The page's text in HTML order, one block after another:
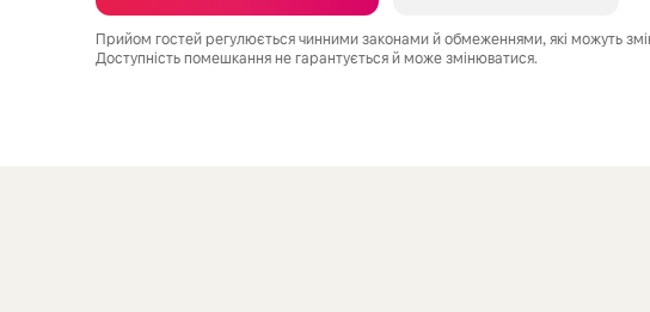
Прийом гостей регулюється чинними законами й обмеженнями, які можуть
Доступність помешкання не гарантується й може змінюватися.